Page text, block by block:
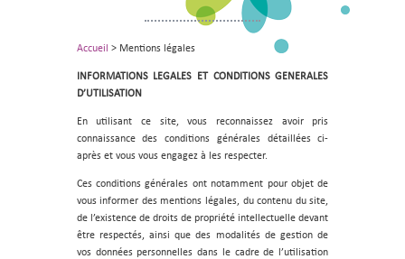
Accueil > Mentions légales
INFORMATIONS LEGALES ET CONDITIONS GENERALES
D’UTILISATION
En utilisant ce site, vous reconnaissez avoir pris
connaissance des conditions générales détaillées ci-
après et vous vous engagez à les respecter.
Ces conditions générales ont notamment pour objet de
vous informer des mentions légales, du contenu du site,
de l’existence de droits de propriété intellectuelle devant
être respectés, ainsi que des modalités de gestion de
vos données personnelles dans le cadre de l’utilisation